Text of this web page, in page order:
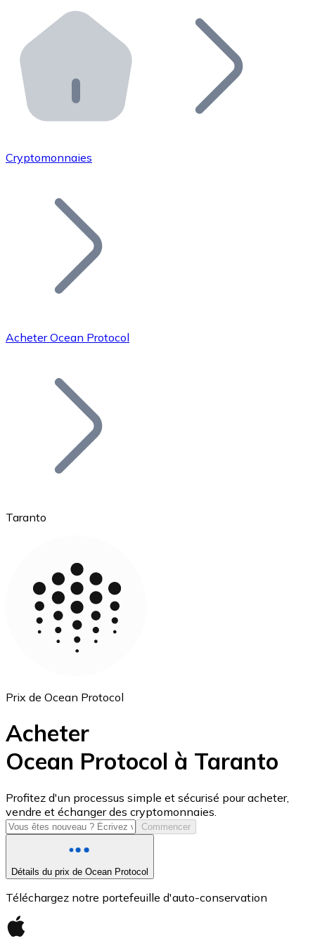
Distributeurs automatiques Bitnovo
Intégrez un ATM Bitnovo dans votre entreprise et
API Bitnovo
Intégrez notre API dans votre écosystème.
Rejoignez notre réseau de distributeurs et
Ajoutez le token de votre projet à notre service
Bitcoin
Ethereum
ETH
USD Coin
USDC
Cryptomonnaies
Acheter Ocean Protocol
Taranto
Prix de Ocean Protocol
Acheter
Ocean Protocol à Taranto
Profitez d'un processus simple et sécurisé pour acheter,
vendre et échanger des cryptomonnaies.
Commencer
Détails du prix de Ocean Protocol
Téléchargez notre portefeuille d'auto-conservation